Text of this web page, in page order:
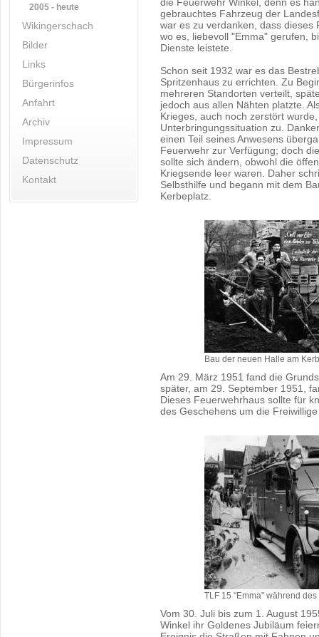
2005 - heute
Wikingerschach
Bilder
Links
Bürgerinfos
Anfahrt
Archiv
Impressum
Datenschutz
Kontakt
gebrauchtes Fahrzeug der
war es zu verdanken, dass dieses
wo es, liebevoll "Emma" gerufen,
Dienste leistete.
Schon seit 1932 war es das
Spritzenhaus zu errichten. Zu
mehreren Standorten verteilt,
jedoch aus allen Nähten platzte.
Krieges, auch noch zerstört
Unterbringungssituation zu.
einen Teil seines Anwesens
Feuerwehr zur Verfügung; doch
sollte sich ändern, obwohl die
Kriegsende leer waren. Daher
Selbsthilfe und begann mit dem
Kerbeplatz.
Bau der neuen Halle am
Am 29. März 1951 fand die
später, am 29. September 1951,
Dieses Feuerwehrhaus sollte für
des Geschehens um die
TLF 15 "Emma" während
Vom 30. Juli bis zum 1. August
Winkel ihr Goldenes Jubiläum